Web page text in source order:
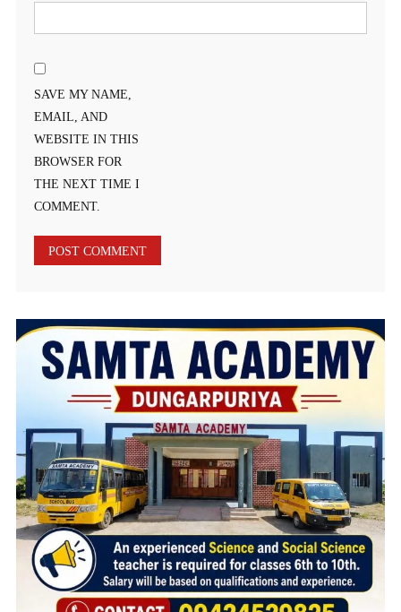
SAVE MY NAME,
EMAIL, AND
WEBSITE IN THIS
BROWSER FOR
THE NEXT TIME I
COMMENT.